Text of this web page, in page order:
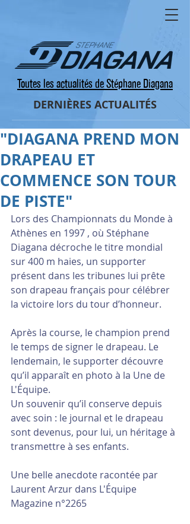
Toutes les actualités de Stéphane Diagana
DERNIÈRES ACTUALITÉS
"DIAGANA PREND MON
DRAPEAU ET
COMMENCE SON TOUR
DE PISTE"
Lors des Championnats du Monde à
Athènes en 1997 , où Stéphane
Diagana décroche le titre mondial
sur 400 m haies, un supporter
présent dans les tribunes lui prête
son drapeau français pour célébrer
la victoire lors du tour d’honneur.
Après la course, le champion prend
le temps de signer le drapeau. Le
lendemain, le supporter découvre
qu’il apparaît en photo à la Une de
L'Équipe.
Un souvenir qu’il conserve depuis
avec soin : le journal et le drapeau
sont devenus, pour lui, un héritage à
transmettre à ses enfants.
Une belle anecdote racontée par
Laurent Arzur dans L'Équipe
Magazine n°2265